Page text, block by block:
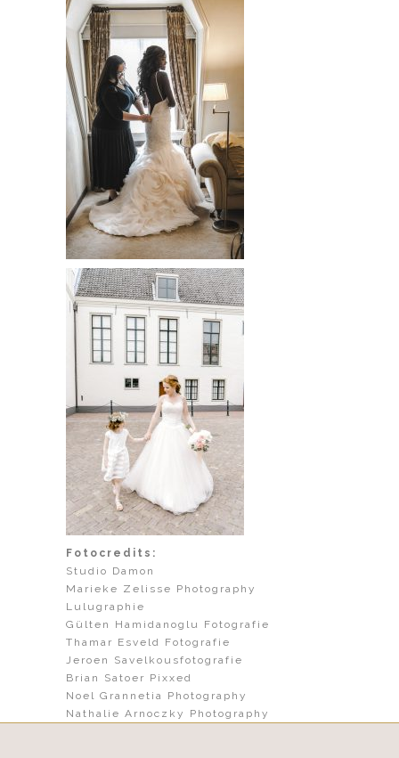
Fotocredits:
Studio Damon
Marieke Zelisse Photography
Lulugraphie
Gülten Hamidanoglu Fotografie
Thamar Esveld Fotografie
Jeroen Savelkousfotografie
Brian Satoer Pixxed
Noel Grannetia Photography
Nathalie Arnoczky Photography